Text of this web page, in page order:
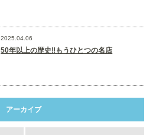
2025.04.06
50年以上の歴史‼️もうひとつの名店
アーカイブ